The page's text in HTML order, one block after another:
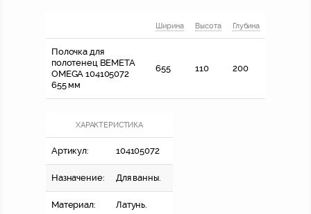
Ширина Высота Глубина
Полочка для
полотенец BEMETA
OMEGA 104105072
655 мм
655 110 200
ХАРАКТЕРИСТИКА
Артикул: 104105072
Назначение: Для ванны.
Материал: Латунь.